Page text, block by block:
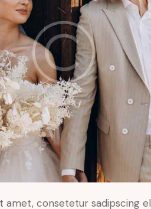
amet, consetetur sadipscing